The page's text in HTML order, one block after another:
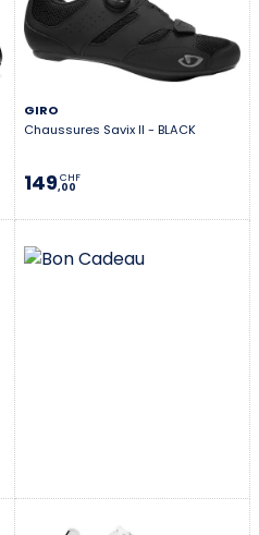
GIRO
Chaussures Savix II - BLACK
149,00
CHF